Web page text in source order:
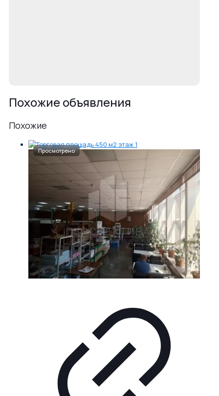
Похожие объявления
Похожие